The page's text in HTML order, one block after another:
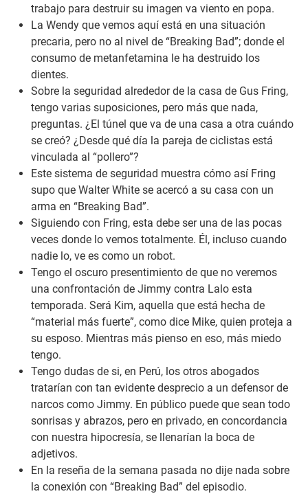
trabajo para destruir su imagen va viento en popa.
La Wendy que vemos aquí está en una situación
precaria, pero no al nivel de “Breaking Bad”; donde el
consumo de metanfetamina le ha destruido los
dientes.
Sobre la seguridad alrededor de la casa de Gus Fring,
tengo varias suposiciones, pero más que nada,
preguntas. ¿El túnel que va de una casa a otra cuándo
se creó? ¿Desde qué día la pareja de ciclistas está
vinculada al “pollero”?
Este sistema de seguridad muestra cómo así Fring
supo que Walter White se acercó a su casa con un
arma en “Breaking Bad”.
Siguiendo con Fring, esta debe ser una de las pocas
veces donde lo vemos totalmente. Él, incluso cuando
nadie lo, ve es como un robot.
Tengo el oscuro presentimiento de que no veremos
una confrontación de Jimmy contra Lalo esta
temporada. Será Kim, aquella que está hecha de
“material más fuerte”, como dice Mike, quien proteja a
su esposo. Mientras más pienso en eso, más miedo
tengo.
Tengo dudas de si, en Perú, los otros abogados
tratarían con tan evidente desprecio a un defensor de
narcos como Jimmy. En público puede que sean todo
sonrisas y abrazos, pero en privado, en concordancia
con nuestra hipocresía, se llenarían la boca de
adjetivos.
En la reseña de la semana pasada no dije nada sobre
la conexión con “Breaking Bad” del episodio.